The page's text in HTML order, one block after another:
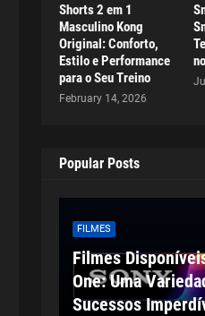
Shorts 2 em 1
Masculino Kong
Original: Conforto,
Estilo e Performance
para o Seu Treino
February 14, 2026
Popular Posts
FILMES
Filmes
One: Uma
Sucessos